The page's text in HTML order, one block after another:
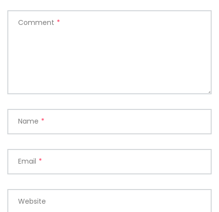
Comment *
Name *
Email *
Website